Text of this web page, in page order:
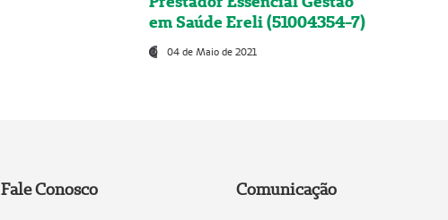
em Saúde Ereli (51004354-7)
04 de Maio de 2021
Fale Conosco Comunicação